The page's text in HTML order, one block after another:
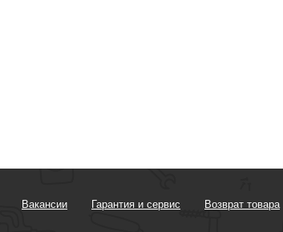
Вакансии Гарантия и сервис Возврат товара